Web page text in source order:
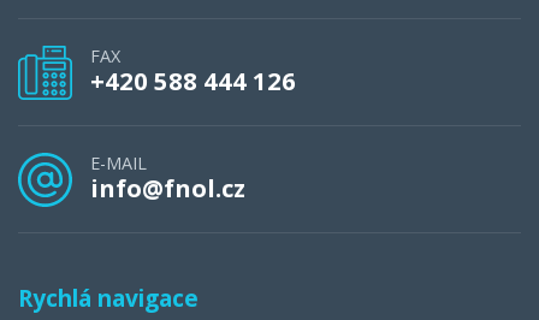
FAX
+420 588 444 126
E-MAIL
info@fnol.cz
Rychlá navigace